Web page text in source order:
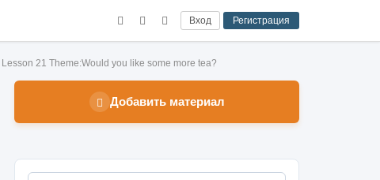
Вход Регистрация
Lesson 21 Theme:Would you like some more tea?
Добавить материал